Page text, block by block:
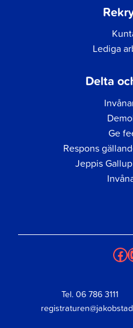
Lediga
Delta
Ge
Respons
Jeppis
Tel. 06 786 3111